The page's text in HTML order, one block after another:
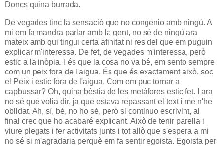
Doncs quina burrada.
De vegades tinc la sensació que no congenio amb ningú. A
mi em fa mandra parlar amb la gent, no sé de ningú ara
mateix amb qui tingui certa afinitat ni res del que em puguin
explicar m'interessa. De fet, de vegades m'interessa, però
estic a la inòpia. I és que la cosa no va bé, em sento sempre
com un peix fora de l'aigua. És que és exactament això, soc
el Peix i estic fora de l'aigua. Com em puc tornar a
capbussar? Oh, quina bèstia de les metàfores estic fet. I ara
no sé què volia dir, ja que estava repassant el text i me n'he
oblidat. Ah, sí, bé, no ho sé, però si continuo escrivint, al
final crec que ho acabaré explicant. Això de tenir parella i
viure plegats i fer activitats junts i tot allò que s'espera a mi
no sé si m'agradaria perquè em fa sentir egoista. Egoista per